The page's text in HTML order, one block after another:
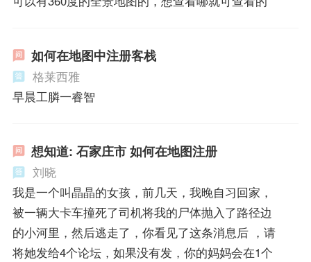
如何在地图中注册客栈
格莱西雅
早晨工膦一睿智
想知道: 石家庄市 如何在地图注册
刘晓
我是一个叫晶晶的女孩，前几天，我晚自习回家，
被一辆大卡车撞死了司机将我的尸体抛入了路径边
的小河里，然后逃走了，你看见了这条消息后 ，请
将她发给4个论坛，如果没有发，你的妈妈会在1个